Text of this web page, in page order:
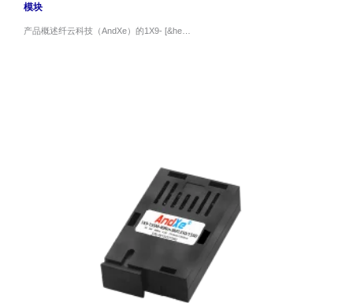
模块
产品概述纤云科技（AndXe）的1X9- [&he…